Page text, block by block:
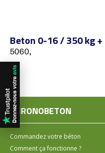
Beton 0-16 / 350 kg
5060,
CHRONOBETON
Commandez votre béton
Comment ça fonctionne ?